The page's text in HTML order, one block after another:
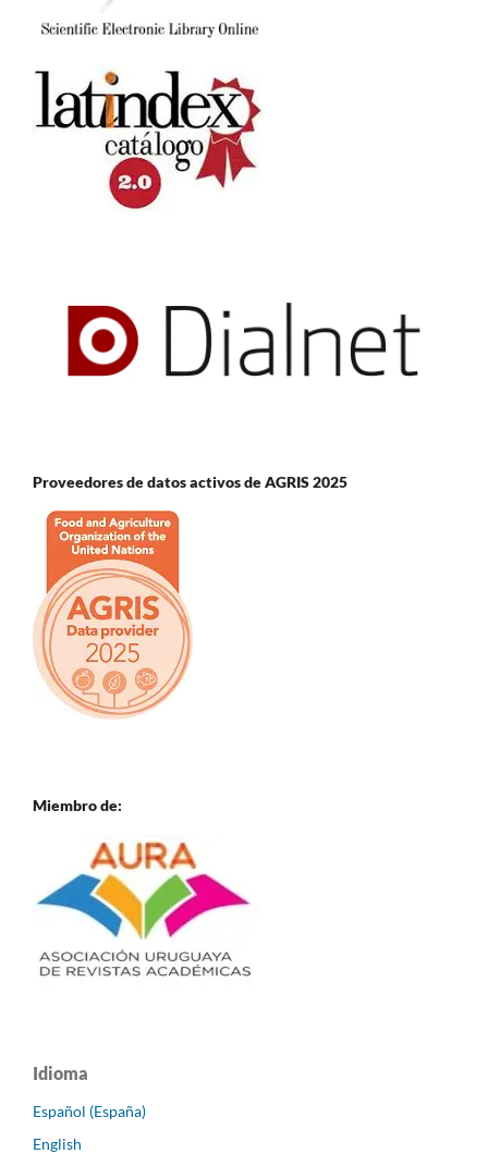
Proveedores de datos activos de AGRIS 2025
Miembro de:
Idioma
Español (España)
English